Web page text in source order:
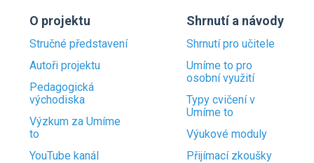
O projektu
Stručné představení
Autoři projektu
Pedagogická
východiska
Výzkum za Umíme
to
YouTube kanál
Shrnutí a návody
Shrnutí pro učitele
Umíme to pro
osobní využití
Typy cvičení v
Umíme to
Výukové moduly
Přijímací zkoušky